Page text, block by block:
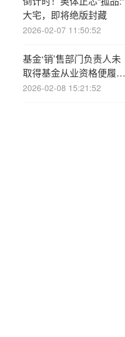
大宅，即将绝版封藏
2026-02-07 11:50:52
基金‘销’售部门负责人未
取得基金从业资格便履
职！晋商银行被警示
2026-02-08 15:21:52